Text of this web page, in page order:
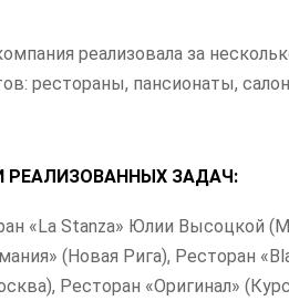
реализовала за
рестораны, пансионаты,
РЕАЛИЗОВАННЫХ ЗАДАЧ:
«La Stanza» Юлии Высоцкой
(Новая Рига), Ресторан
Ресторан «Оригинал»